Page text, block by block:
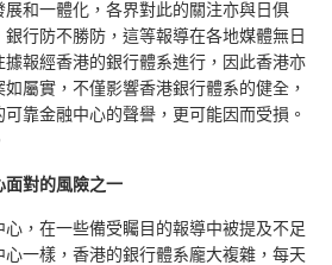
和一體化，各界對此的關注亦與日俱
行防不勝防，這等報導在各地媒體無日
報經香港的銀行體系進行，因此香港亦
屬實，不僅影響香港銀行體系的健全，
靠金融中心的聲譽，更可能因而受損。
面對的風險之一
，在一些備受矚目的報導中被提及不足
一樣，香港的銀行體系龐大複雜，每天